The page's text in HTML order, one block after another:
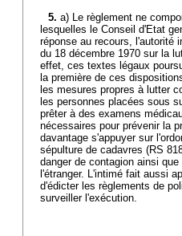
5. a) Le règlement ne
lesquelles le Conseil d'Etat
réponse au recours, l'autorité
du 18 décembre 1970 sur la
effet, ces textes légaux
la première de ces
les mesures propres à lutter
les personnes placées sous
prêter à des examens
nécessaires pour prévenir la
davantage s'appuyer sur
sépulture de cadavres (RS
danger de contagion ainsi
l'étranger. L'intimé fait aussi
d'édicter les règlements de
surveiller l'exécution.